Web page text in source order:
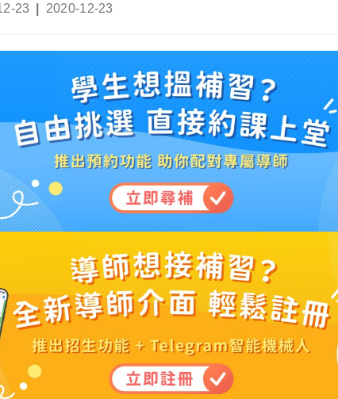
23
Post
2020-12-23